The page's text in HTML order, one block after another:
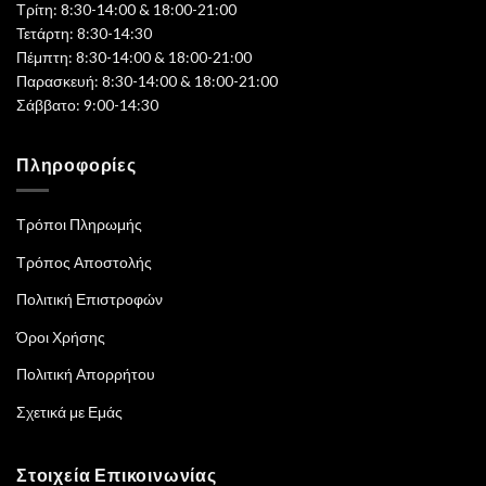
Τρίτη: 8:30-14:00 & 18:00-21:00
Τετάρτη: 8:30-14:30
Πέμπτη: 8:30-14:00 & 18:00-21:00
Παρασκευή: 8:30-14:00 & 18:00-21:00
Σάββατο: 9:00-14:30
Πληροφορίες
Τρόποι Πληρωμής
Τρόπος Αποστολής
Πολιτική Επιστροφών
Όροι Χρήσης
Πολιτική Απορρήτου
Σχετικά με Εμάς
Στοιχεία Επικοινωνίας